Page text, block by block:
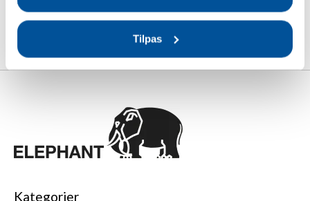
Tilpas
Kategorier